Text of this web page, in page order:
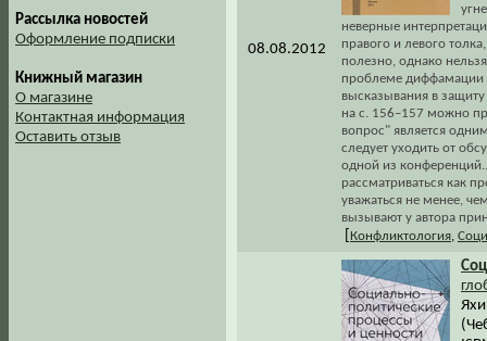
Рассылка новостей
Оформление подписки
Книжный магазин
О магазине
Контактная информация
Оставить отзыв
08.08.2012
неверные
правого и левого
полезно, однако
проблеме диффамации
высказывания в
на с. 156–157 можно
вопрос" является
следует уходить от
одной из
рассматриваться как
уважаться не менее,
вызывают у автора
Конфликтология